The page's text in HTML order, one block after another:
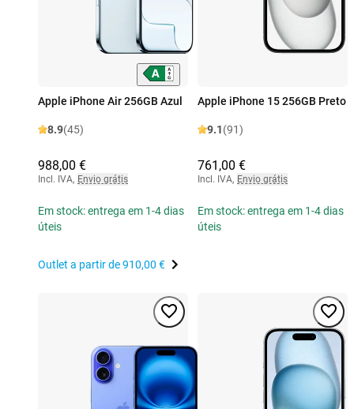
Apple iPhone Air 256GB Azul
8.9(45)
988,00 €
Incl. IVA, Envio grátis
Em stock: entrega em 1-4 dias
úteis
Outlet a partir de910,00 €
Apple iPhone 15 256GB Preto
9.1(91)
761,00 €
Incl. IVA, Envio grátis
Em stock: entrega em 1-4 dias
úteis